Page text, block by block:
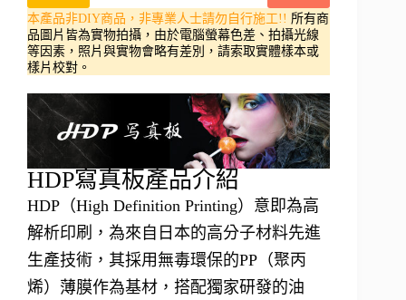
本產品非DIY商品，非專業人士請勿自行施工!! 所有商
品圖片皆為實物拍攝，由於電腦螢幕色差、拍攝光線
等因素，照片與實物會略有差別，請索取實體樣本或
樣片校對。
HDP寫真板產品介紹
HDP（High Definition Printing）意即為高
解析印刷，為來自日本的高分子材料先進
生產技術，其採用無毒環保的PP（聚丙
烯）薄膜作為基材，搭配獨家研發的油